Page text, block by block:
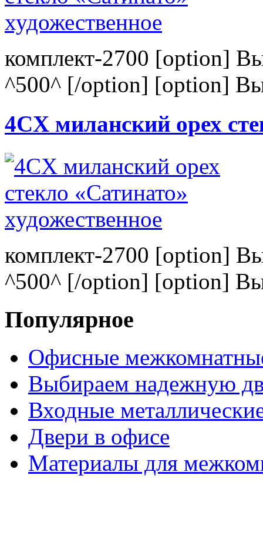
комплект-2700 [option]
^500^ [/option] [option]
4CХ миланский орех
комплект-2700 [option]
^500^ [/option] [option]
Популярное
Офисные
Выбираем надежную
Входные
Двери в офисе
Материалы для